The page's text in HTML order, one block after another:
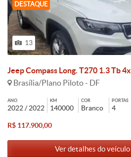
DESTAQUE
13
Jeep Compass Long. T270 1.3 Tb
Brasília/Plano Piloto - DF
ANO
2022 / 2022
KM
140000
COR
Branco
PORTAS
4
R$ 117.900,00
Ver detalhes do veículo